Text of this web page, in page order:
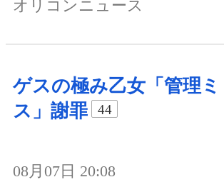
オリコンニュース
ゲスの極み乙女「管理ミ
ス」謝罪
44
08月07日 20:08